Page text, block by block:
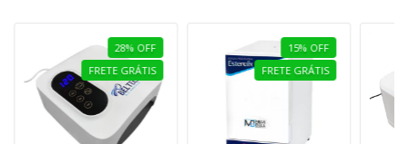
28% OFF
FRETE GRÁTIS
15% OFF
FRETE GRÁTIS